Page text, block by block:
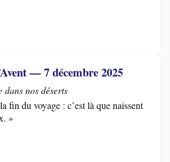
— 7 décembre 2025
dans nos déserts
fin du voyage : c’est là que naissent
»